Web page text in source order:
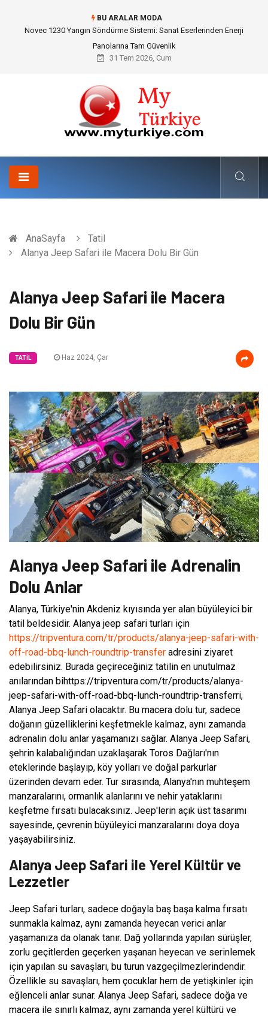
BU ARALAR MODA
Skoda Yedek Parça Seçiminde Teknik Uyumluluk ve Sürüş Konforu
31 Tem 2026, Cum
AnaSayfa
Tatil
Alanya Jeep Safari ile Macera Dolu Bir Gün
Alanya Jeep Safari ile Macera
Dolu Bir Gün
TATIL Haz 2024, Çar
Alanya Jeep Safari ile Adrenalin
Dolu Anlar
Alanya, Türkiye'nin Akdeniz kıyısında yer alan büyüleyici bir
tatil beldesidir. Alanya jeep safari turları için
https://tripventura.com/tr/products/alanya-jeep-safari-with-
off-road-bbq-lunch-roundtrip-transfer adresini ziyaret
edebilirsiniz. Burada geçireceğiniz tatilin en unutulmaz
anılarından bihttps://tripventura.com/tr/products/alanya-
jeep-safari-with-off-road-bbq-lunch-roundtrip-transferri,
Alanya Jeep Safari olacaktır. Bu macera dolu tur, sadece
doğanın güzelliklerini keşfetmekle kalmaz, aynı zamanda
adrenalin dolu anlar yaşamanızı sağlar. Alanya Jeep Safari,
şehrin kalabalığından uzaklaşarak Toros Dağları'nın
eteklerinde başlayıp, köy yolları ve doğal parkurlar
üzerinden devam eder. Tur sırasında, Alanya'nın muhteşem
manzaralarını, ormanlık alanlarını ve nehir yataklarını
keşfetme fırsatı bulacaksınız. Jeep'lerin açık üst tasarımı
sayesinde, çevrenin büyüleyici manzaralarını doya doya
yaşayabilirsiniz.
Alanya Jeep Safari ile Yerel Kültür ve
Lezzetler
Jeep Safari turları, sadece doğayla baş başa kalma fırsatı
sunmakla kalmaz, aynı zamanda heyecan verici anlar
yaşamanıza da olanak tanır. Dağ yollarında yapılan sürüşler,
zorlu geçitlerden geçerken yaşanan heyecan ve serinlemek
için yapılan su savaşları, bu turun vazgeçilmezlerindendir.
Özellikle su savaşları, hem çocuklar hem de yetişkinler için
eğlenceli anlar sunar. Alanya Jeep Safari, sadece doğa ve
macera ile sınırlı kalmaz, aynı zamanda yerel kültürü ve